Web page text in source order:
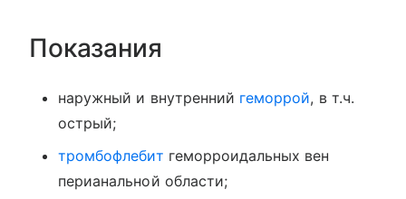
Показания
наружный и внутренний геморрой, в т.ч.
острый;
тромбофлебит геморроидальных вен
перианальной области;